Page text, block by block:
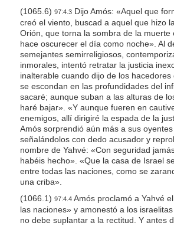
(1065.6) 97:4.3Dijo Amós: «Aquel que
creó el viento, buscad a aquel que hizo
Orión, que torna la sombra de la muerte
hace oscurecer el día como noche». Al
semejantes semirreligiosos,
inmorales, intentó retratar la justicia
inalterable cuando dijo de los hacedores
se escondan en las profundidades del
sacaré; aunque suban a las alturas de
haré bajar». «Y aunque fueren en
enemigos, allí dirigiré la espada de la
Amós sorprendió aún más a sus oyentes
señalándolos con dedo acusador y
nombre de Yahvé: «Con seguridad
habéis hecho». «Que la casa de Israel
entre todas las naciones, como se
una criba».
(1066.1) 97:4.4Amós proclamó a Yahvé
las naciones» y amonestó a los
no debe suplantar a la rectitud. Y antes